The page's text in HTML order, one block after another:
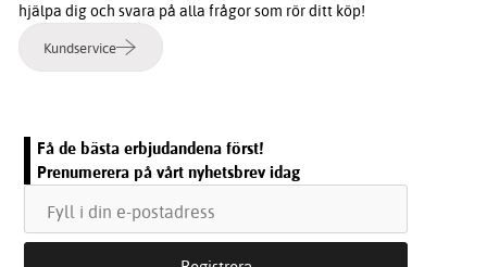
hjälpa dig och svara på alla frågor som rör ditt köp!
Kundservice
Få de bästa erbjudandena först!
Prenumerera på vårt nyhetsbrev idag